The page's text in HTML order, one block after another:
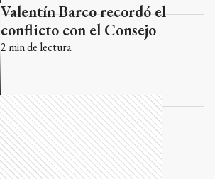
Valentín Barco recordó el
conflicto con el Consejo
2 min de lectura